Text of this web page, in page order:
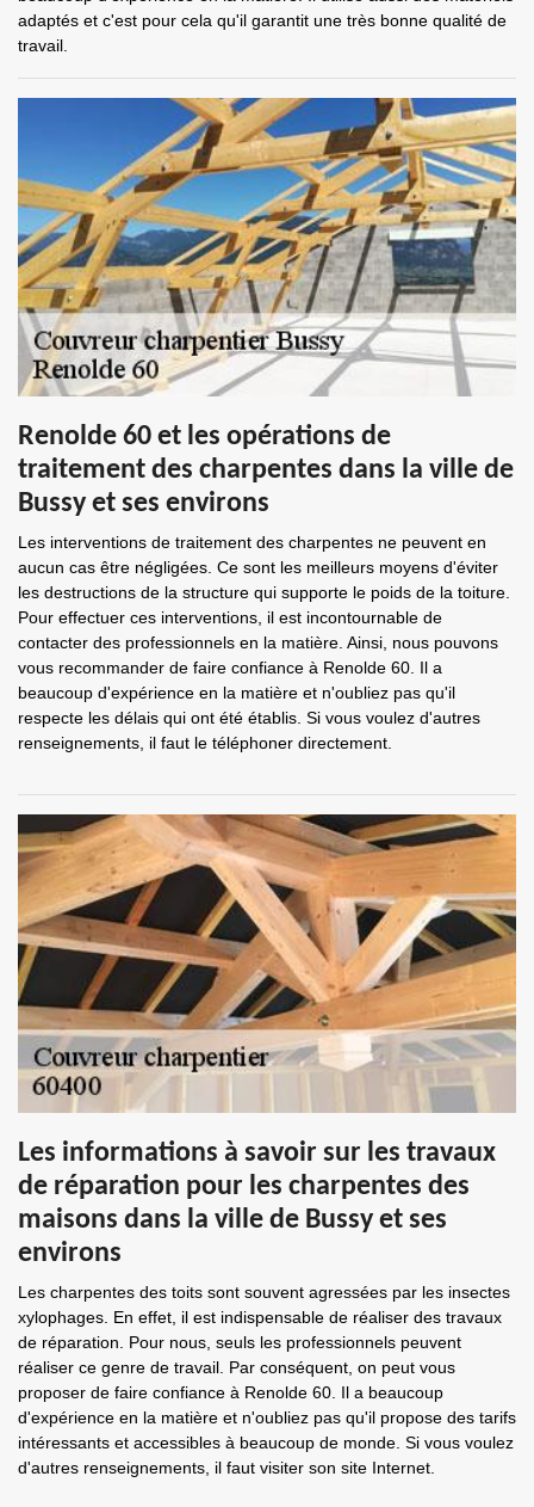
adaptés et c'est pour cela qu'il garantit une très bonne qualité de
travail.
Renolde 60 et les opérations de
traitement des charpentes dans la ville de
Bussy et ses environs
Les interventions de traitement des charpentes ne peuvent en
aucun cas être négligées. Ce sont les meilleurs moyens d'éviter
les destructions de la structure qui supporte le poids de la toiture.
Pour effectuer ces interventions, il est incontournable de
contacter des professionnels en la matière. Ainsi, nous pouvons
vous recommander de faire confiance à Renolde 60. Il a
beaucoup d'expérience en la matière et n'oubliez pas qu'il
respecte les délais qui ont été établis. Si vous voulez d'autres
renseignements, il faut le téléphoner directement.
Les informations à savoir sur les travaux
de réparation pour les charpentes des
maisons dans la ville de Bussy et ses
environs
Les charpentes des toits sont souvent agressées par les insectes
xylophages. En effet, il est indispensable de réaliser des travaux
de réparation. Pour nous, seuls les professionnels peuvent
réaliser ce genre de travail. Par conséquent, on peut vous
proposer de faire confiance à Renolde 60. Il a beaucoup
d'expérience en la matière et n'oubliez pas qu'il propose des tarifs
intéressants et accessibles à beaucoup de monde. Si vous voulez
d'autres renseignements, il faut visiter son site Internet.